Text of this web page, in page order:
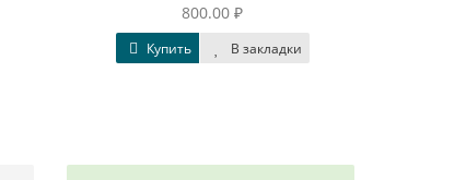
800.00 ₽
Купить В закладки